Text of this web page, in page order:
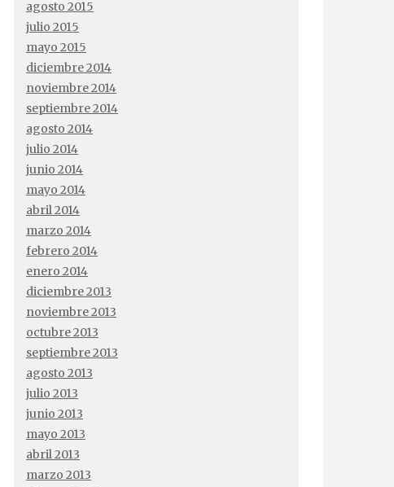
agosto 2015
julio 2015
mayo 2015
diciembre 2014
noviembre 2014
septiembre 2014
agosto 2014
julio 2014
junio 2014
mayo 2014
abril 2014
marzo 2014
febrero 2014
enero 2014
diciembre 2013
noviembre 2013
octubre 2013
septiembre 2013
agosto 2013
julio 2013
junio 2013
mayo 2013
abril 2013
marzo 2013